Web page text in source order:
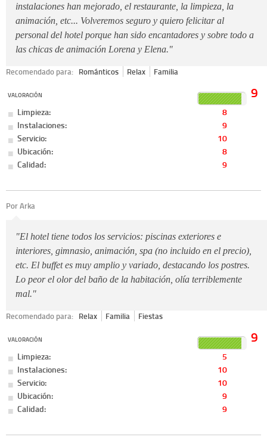
instalaciones han mejorado, el restaurante, la limpieza, la
animación, etc... Volveremos seguro y quiero felicitar al
personal del hotel porque han sido encantadores y sobre todo a
las chicas de animación Lorena y Elena."
Recomendado para: Románticos Relax Familia
VALORACIÓN 9
Limpieza:
8
Instalaciones:
9
Servicio:
10
Ubicación:
8
Calidad:
9
Por Arka
"El hotel tiene todos los servicios: piscinas exteriores e
interiores, gimnasio, animación, spa (no incluido en el precio),
etc. El buffet es muy amplio y variado, destacando los postres.
Lo peor el olor del baño de la habitación, olía terriblemente
mal."
Recomendado para: Relax Familia Fiestas
VALORACIÓN 9
Limpieza:
5
Instalaciones:
10
Servicio:
10
Ubicación:
9
Calidad:
9